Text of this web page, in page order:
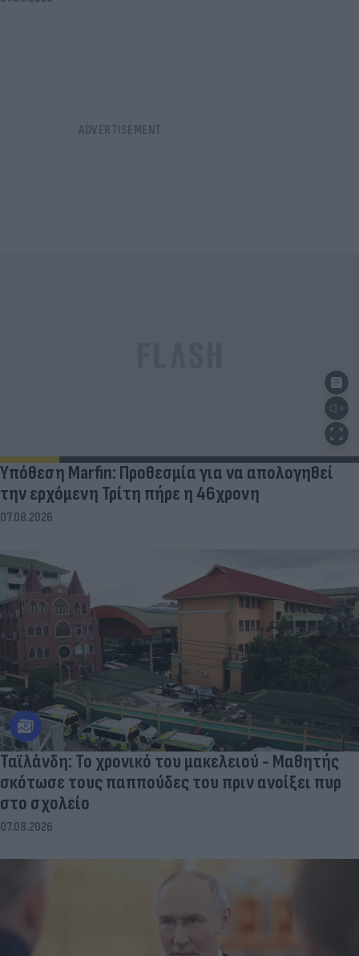
Υπόθεση Marfin: Προθεσμία για να απολογηθεί
την ερχόμενη Τρίτη πήρε η 46χρονη
07.08.2026
Ταϊλάνδη: Το χρονικό του μακελειού - Μαθητής
σκότωσε τους παππούδες του πριν ανοίξει πυρ
στο σχολείο
07.08.2026